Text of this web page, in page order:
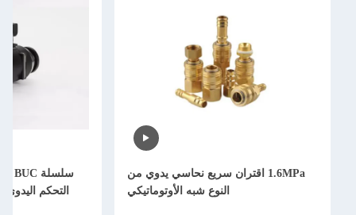
1.6MPa اقتران سريع نحاسي يدوي من
النوع شبه الأوتوماتيكي
التحكم